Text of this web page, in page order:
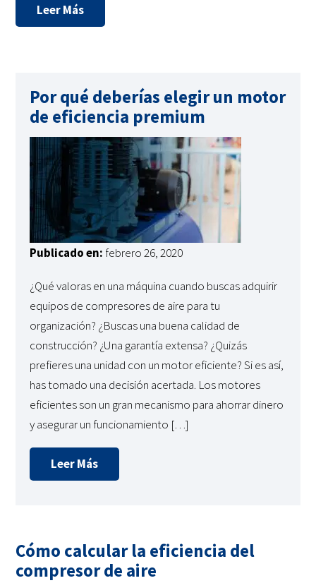
Leer Más
Por qué deberías elegir un motor
de eficiencia premium
Publicado en: febrero 26, 2020
¿Qué valoras en una máquina cuando buscas adquirir
equipos de compresores de aire para tu
organización? ¿Buscas una buena calidad de
construcción? ¿Una garantía extensa? ¿Quizás
prefieres una unidad con un motor eficiente? Si es así,
has tomado una decisión acertada. Los motores
eficientes son un gran mecanismo para ahorrar dinero
y asegurar un funcionamiento […]
Leer Más
Cómo calcular la eficiencia del
compresor de aire